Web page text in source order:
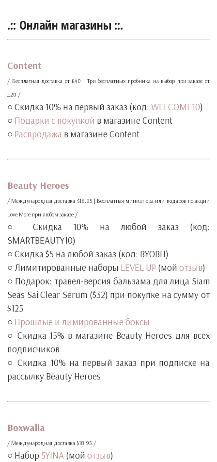
.:: Онлайн магазины ::.
Content
/ Бесплатная доставка от £40 | Три бесплатных пробника на выбор при заказе от
£20 /
○ Скидка 10% на первый заказ (код: WELCOME10)
○ Подарки с покупкой в магазине Content
○ Распродажа в магазине Content
Beauty Heroes
/ Международная доставка $18.95 | Бесплатная миниатюра или подарок по акции
Love More при любом заказе /
○ Скидка 10% на любой заказ (код:
SMARTBEAUTY10)
○ Скидка $5 на любой заказ (код: BYOBH)
○ Лимитированные наборы LEVEL UP (мой отзыв)
○ Подарок: травел-версия бальзама для лица Siam
Seas Sai Clear Serum ($32) при покупке на сумму от
$125
○ Прошлые и лимированные боксы
○ Скидка 15% в магазине Beauty Heroes для всех
подписчиков
○ Скидка 10% на первый заказ при подписке на
рассылку Beauty Heroes
Boxwalla
/ Международная доставка $18.95 /
○ Набор 5YINA (мой отзыв)